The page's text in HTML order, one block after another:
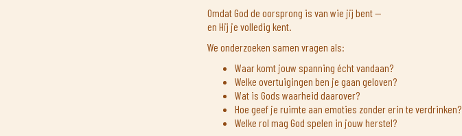
Omdat God de oorsprong is van wie jij bent —
en Hij je volledig kent.
We onderzoeken samen vragen als:
Waar komt jouw spanning écht vandaan?
Welke overtuigingen ben je gaan geloven?
Wat is Gods waarheid daarover?
Hoe geef je ruimte aan emoties zonder erin te verdrinken?
Welke rol mag God spelen in jouw herstel?